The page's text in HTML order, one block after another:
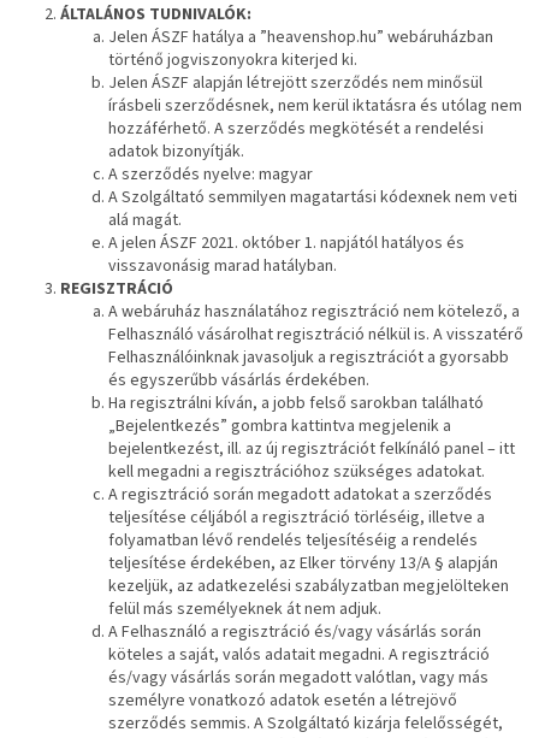
ÁLTALÁNOS TUDNIVALÓK:
Jelen ÁSZF hatálya a ”heavenshop.hu” webáruházban
történő jogviszonyokra kiterjed ki.
Jelen ÁSZF alapján létrejött szerződés nem minősül
írásbeli szerződésnek, nem kerül iktatásra és utólag nem
hozzáférhető. A szerződés megkötését a rendelési
adatok bizonyítják.
A szerződés nyelve: magyar
A Szolgáltató semmilyen magatartási kódexnek nem veti
alá magát.
A jelen ÁSZF 2021. október 1. napjától hatályos és
visszavonásig marad hatályban.
REGISZTRÁCIÓ
A webáruház használatához regisztráció nem kötelező, a
Felhasználó vásárolhat regisztráció nélkül is. A visszatérő
Felhasználóinknak javasoljuk a regisztrációt a gyorsabb
és egyszerűbb vásárlás érdekében.
Ha regisztrálni kíván, a jobb felső sarokban található
„Bejelentkezés” gombra kattintva megjelenik a
bejelentkezést, ill. az új regisztrációt felkínáló panel – itt
kell megadni a regisztrációhoz szükséges adatokat.
A regisztráció során megadott adatokat a szerződés
teljesítése céljából a regisztráció törléséig, illetve a
folyamatban lévő rendelés teljesítéséig a rendelés
teljesítése érdekében, az Elker törvény 13/A § alapján
kezeljük, az adatkezelési szabályzatban megjelölteken
felül más személyeknek át nem adjuk.
A Felhasználó a regisztráció és/vagy vásárlás során
köteles a saját, valós adatait megadni. A regisztráció
és/vagy vásárlás során megadott valótlan, vagy más
személyre vonatkozó adatok esetén a létrejövő
szerződés semmis. A Szolgáltató kizárja felelősségét,